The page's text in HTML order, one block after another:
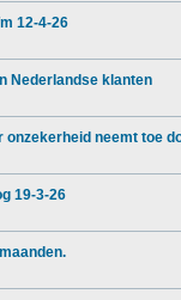
12-4-26
Nederlandse klanten
onzekerheid neemt toe
19-3-26